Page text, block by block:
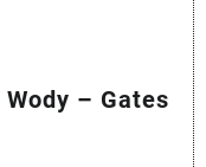
Wody – Gates